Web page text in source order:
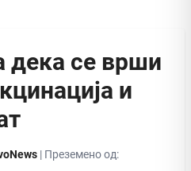
дека се врши
и
| Преземено од: